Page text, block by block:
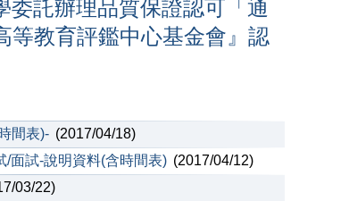
委託辦理品質保證認可「通
等教育評鑑中心基金會』認
間表)- (2017/04/18)
/面試-說明資料(含時間表) (2017/04/12)
03/22)